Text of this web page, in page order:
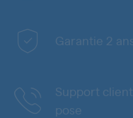
Garantie 2
Support
pose